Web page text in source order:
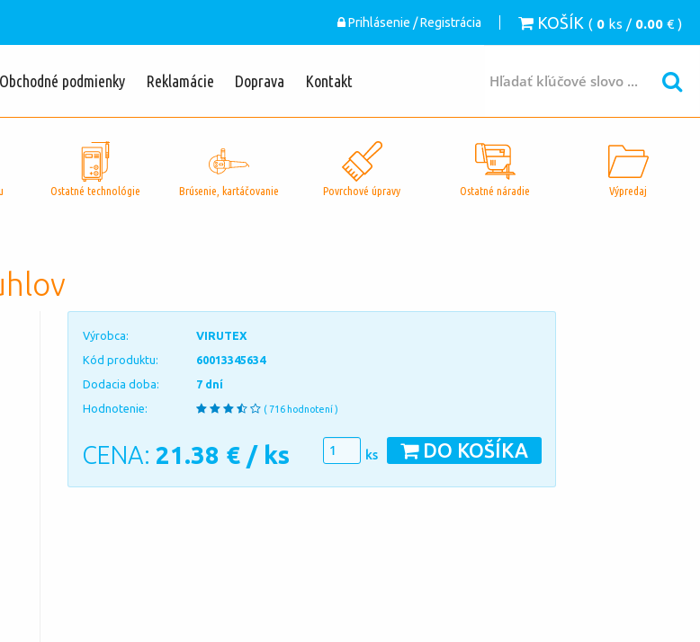
Prihlásenie / Registrácia KOŠÍK ( 0 ks / 0.00 € )
Obchodné podmienky Reklamácie Doprava Kontakt
Ostatné technológie Brúsenie, kartáčovanie Povrchové úpravy Ostatné náradie Výpredaj
Výrobca:
VIRUTEX
Kód produktu:
60013345634
Dodacia doba:
7 dní
Hodnotenie:
( 716 hodnotení )
CENA: 21.38 € / ks DO KOŠÍKA
ks